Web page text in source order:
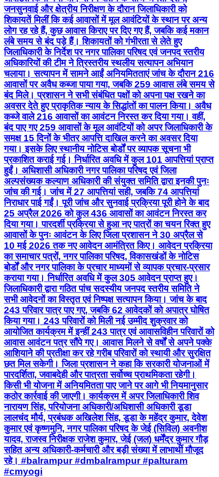
जनसुनवाई और क्षेत्रीय निरीक्षण के दौरान जिलाधिकारी को
शिकायतें मिलीं कि कई आवासों में मूल आवंटियों के स्थान पर अन्य
लोग रह रहे हैं, कुछ आवास किराए पर दिए गए हैं, जबकि कई मकान
लंबे समय से बंद पड़े हैं। शिकायतों को गंभीरता से लेते हुए
जिलाधिकारी के निर्देश पर नगर पालिका परिषद एवं जनपद स्तरीय
अधिकारियों की टीम ने त्रिस्तरीय स्थलीय सत्यापन अभियान
चलाया। सत्यापन में सामने आईं अनियमितताएं जांच के दौरान 216
आवासों पर अवैध कब्जा पाया गया, जबकि 259 आवास लंबे समय से
बंद मिले। प्रशासन ने सभी संबंधित पक्षों को अपना पक्ष रखने का
अवसर देते हुए प्राकृतिक न्याय के सिद्धांतों का पालन किया। अवैध
कब्जे वाले 216 आवासों का आवंटन निरस्त कर दिया गया। वहीं,
बंद पाए गए 259 आवासों के मूल आवंटियों को अपर जिलाधिकारी के
समक्ष 15 दिनों के भीतर आपत्ति दाखिल करने का अवसर दिया
गया। इसके लिए स्थानीय नोटिस बोर्डों पर व्यापक सूचना भी
प्रकाशित कराई गई। निर्धारित अवधि में कुल 101 आपत्तियां प्राप्त
हुईं। अधिशासी अधिकारी नगर पालिका परिषद एवं जिला
अल्पसंख्यक कल्याण अधिकारी की संयुक्त समिति द्वारा इनकी पुनः
जांच की गई। जांच में 27 आपत्तियां सही, जबकि 74 आपत्तियां
निराधार पाई गईं। पूरी जांच और सुनवाई प्रक्रिया पूरी होने के बाद
25 अप्रैल 2026 को कुल 436 आवासों का आवंटन निरस्त कर
दिया गया। पारदर्शी प्रक्रिया से हुआ नए पात्रों का चयन रिक्त हुए
आवासों के पुनः आवंटन के लिए जिला प्रशासन ने 30 अप्रैल से
10 मई 2026 तक नए आवेदन आमंत्रित किए। आवेदन प्रक्रिया
का समाचार पत्रों, नगर पालिका परिषद, विकासखंडों के नोटिस
बोर्डों और नगर पालिका के प्रचार माध्यमों से व्यापक प्रचार-प्रसार
कराया गया। निर्धारित अवधि में कुल 305 आवेदन प्राप्त हुए।
जिलाधिकारी द्वारा गठित पांच सदस्यीय जनपद स्तरीय समिति ने
सभी आवेदनों का विस्तृत एवं निष्पक्ष सत्यापन किया। जांच के बाद
243 परिवार पात्र पाए गए, जबकि 62 आवेदकों को अपात्र घोषित
किया गया। 243 परिवारों को मिली नई उम्मीद शुक्रवार को
आयोजित कार्यक्रम में इन्हीं 243 पात्र एवं आवासविहीन परिवारों को
आवास आवंटन पत्र सौंपे गए। आवास मिलने से वर्षों से अपने पक्के
आशियाने की प्रतीक्षा कर रहे गरीब परिवारों को स्थायी और सुरक्षित
छत मिल सकेगी। जिला प्रशासन ने कहा कि सरकारी योजनाओं में
पारदर्शिता, जवाबदेही और पात्रता सर्वोच्च प्राथमिकता रहेगी।
किसी भी योजना में अनियमितता पाए जाने पर आगे भी नियमानुसार
कठोर कार्रवाई की जाएगी। कार्यक्रम में अपर जिलाधिकारी शिव
नारायण सिंह, परियोजना अधिकारी/अधिशासी अधिकारी डूडा
लालचंद मौर्य, प्रबंधक अखिलेश सिंह, डूडा के महेंद्र कुमार, देवेश
कुमार एवं कृष्णमुनि, नगर पालिका परिषद के जेई (सिविल) अवनीश
यादव, राजस्व निरीक्षक राजेश कुमार, जेई (जल) धर्मेंद्र कुमार गौड़
सहित अन्य अधिकारी-कर्मचारी और बड़ी संख्या में लाभार्थी मौजूद
रहे। #balrampur #dmbalrampur #palturam
#cmyogi